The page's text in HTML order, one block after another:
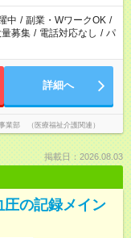
場合があります
中 / 副業・WワークOK /
募集 / 電話対応なし / パ
詳細へ
業部 （医療福祉介護関連）
掲載日：2026.08.03
の記録メイン